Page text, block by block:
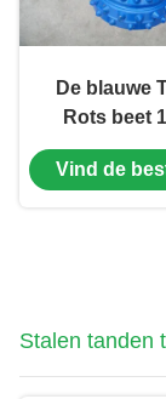
De blauwe
Rots beet
FG515G
Verzegeld
Vind de
Stalen tanden